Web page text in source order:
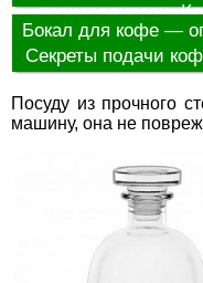
производители.
Бокал для кофе —
Секреты подачи
Посуду из прочного
машину, она не